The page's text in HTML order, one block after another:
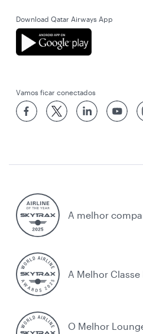
Download Qatar Airways App
Vamos ficar conectados
A melhor
A Melhor
O Melhor